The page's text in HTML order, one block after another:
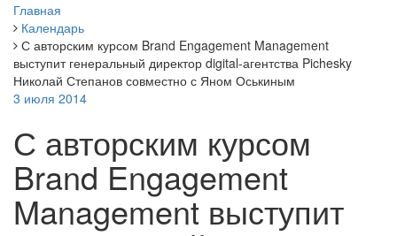
Главная
Календарь
С авторским курсом Brand Engagement Management
выступит генеральный директор digital-агентства Pichesky
Николай Степанов совместно с Яном Оськиным
3 июля 2014
С авторским курсом
Brand Engagement
Management выступит